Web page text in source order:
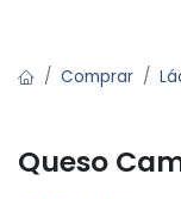
Comprar
Queso